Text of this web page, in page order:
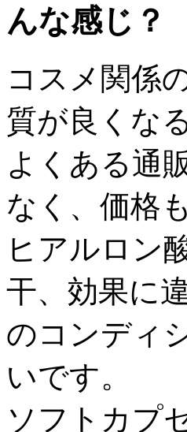
んな感じ？
コスメ関係
質が良くな
よくある通
なく、価格
ヒアルロン
干、効果に
のコンディ
いです。
ソフトカプ